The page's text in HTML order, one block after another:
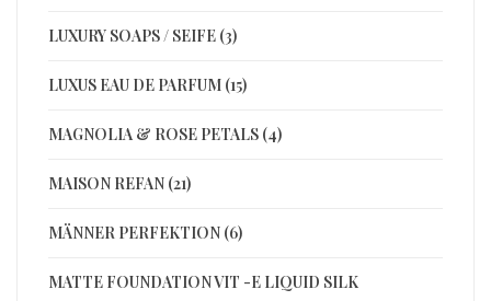
LUXURY SOAPS / SEIFE (3)
LUXUS EAU DE PARFUM (15)
MAGNOLIA & ROSE PETALS (4)
MAISON REFAN (21)
MÄNNER PERFEKTION (6)
MATTE FOUNDATION VIT -E LIQUID SILK